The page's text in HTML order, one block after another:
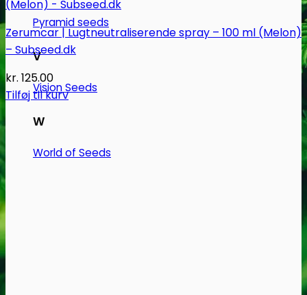
Pyramid seeds
V
Vision Seeds
W
World of Seeds
Zerumcar | Lugtneutraliserende spray – 100 ml (Melon)
– Subseed.dk
kr. 125.00
Tilføj til kurv